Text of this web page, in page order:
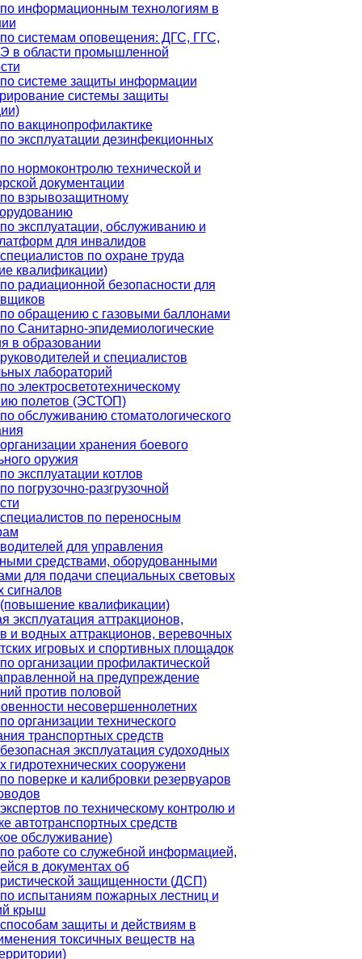
информационным технологиям в
системам оповещения: ДГС, ГГС,
в области промышленной
системе защиты информации
системы защиты
вакцинопрофилактике
эксплуатации дезинфекционных
нормоконтролю технической и
документации
взрывозащитному
эксплуатации, обслуживанию и
для инвалидов
по охране труда
квалификации)
радиационной безопасности для
обращению с газовыми баллонами
Санитарно-эпидемиологические
в образовании
и специалистов
лабораторий
электросветотехническому
полетов (ЭСТОП)
обслуживанию стоматологического
хранения боевого
оружия
эксплуатации котлов
погрузочно-разгрузочной
по переносным
для управления
средствами, оборудованными
для подачи специальных световых
сигналов
квалификации)
эксплуатация аттракционов,
и водных аттракционов, веревочных
игровых и спортивных площадок
организации профилактической
на предупреждение
против половой
несовершеннолетних
организации технического
транспортных средств
эксплуатация судоходных
гидротехнических сооружени
поверке и калибровки резервуаров
по техническому контролю и
автотранспортных средств
обслуживание)
работе со служебной информацией,
в документах об
защищенности (ДСП)
испытаниям пожарных лестниц и
крыш
защиты и действиям в
токсичных веществ на